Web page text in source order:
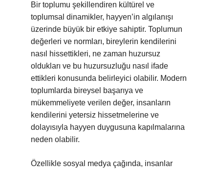
Bir toplumu şekillendiren kültürel ve
toplumsal dinamikler, hayyen’in algılanışı
üzerinde büyük bir etkiye sahiptir. Toplumun
değerleri ve normları, bireylerin kendilerini
nasıl hissettikleri, ne zaman huzursuz
oldukları ve bu huzursuzluğu nasıl ifade
ettikleri konusunda belirleyici olabilir. Modern
toplumlarda bireysel başarıya ve
mükemmeliyete verilen değer, insanların
kendilerini yetersiz hissetmelerine ve
dolayısıyla hayyen duygusuna kapılmalarına
neden olabilir.
Özellikle sosyal medya çağında, insanlar